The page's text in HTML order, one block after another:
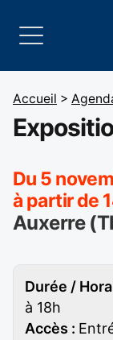
Accueil >
Du 5
à partir de
Auxerre
Durée /
à 18h
Accès :